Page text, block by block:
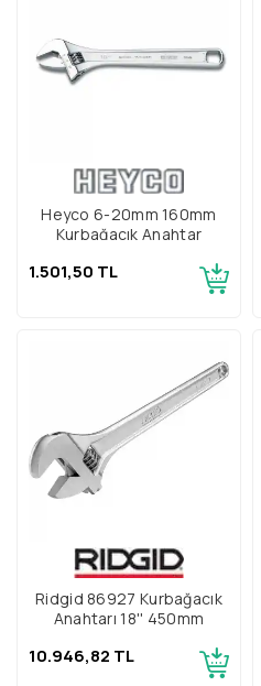
Heyco 6-20mm 160mm
Kurbağacık Anahtar
1.501,50 TL
Ridgid 86927 Kurbağacık
Anahtarı 18'' 450mm
10.946,82 TL